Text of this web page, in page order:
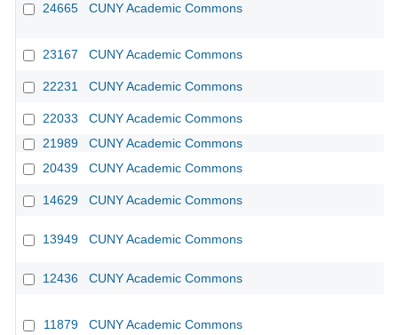
24665 CUNY Academic Commons
23167 CUNY Academic Commons
22231 CUNY Academic Commons
22033 CUNY Academic Commons
21989
CUNY Academic Commons
20439
CUNY Academic Commons
14629 CUNY Academic Commons
13949 CUNY Academic Commons
12436 CUNY Academic Commons
11879 CUNY Academic Commons